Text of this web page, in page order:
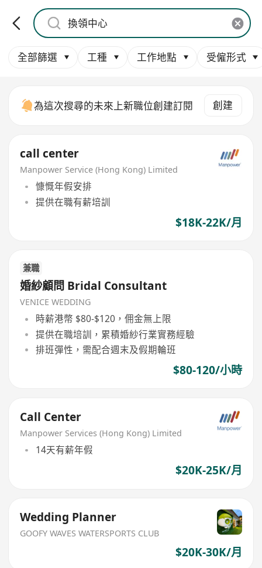
全部篩選 工種 工作地點 受僱形式
為這次搜尋的未來上新職位創建訂閱 創建
call center
Manpower Service (Hong Kong) Limited
慷慨年假安排
提供在職有薪培訓
$18K-22K/月
兼職
婚紗顧問 Bridal Consultant
VENICE WEDDING
時薪港幣 $80-$120，佣金無上限
提供在職培訓，累積婚紗行業實務經驗
排班彈性，需配合週末及假期輪班
$80-120/小時
Call Center
Manpower Services (Hong Kong) Limited
14天有薪年假
$20K-25K/月
Wedding Planner
GOOFY WAVES WATERSPORTS CLUB
$20K-30K/月